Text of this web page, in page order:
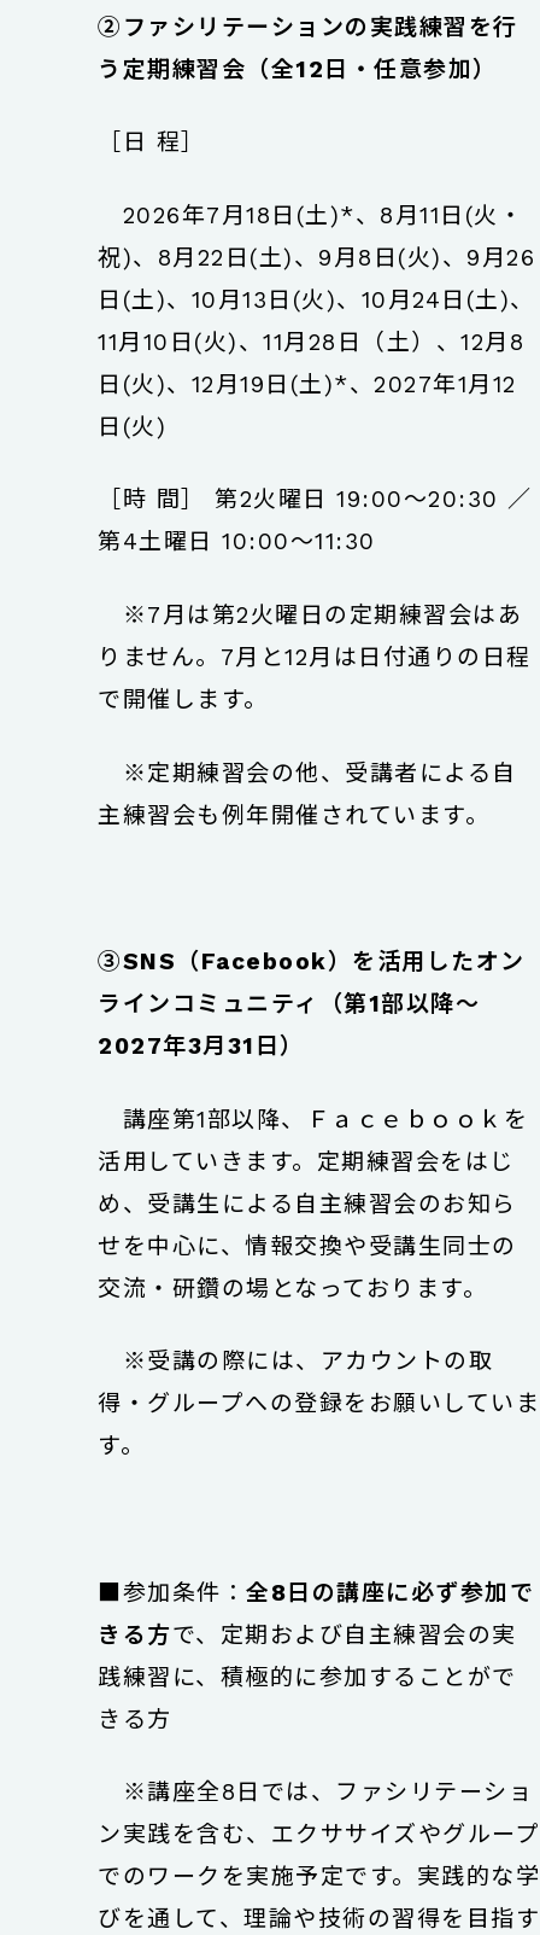
②ファシリテーションの実践練習を行
う定期練習会（全12日・任意参加）
［日 程］
2026年7月18日(土)*、8月11日(火・
祝)、8月22日(土)、9月8日(火)、9月26
日(土)、 10月13日(火)、10月24日(土)、
11月10日(火)、11月28日（土）、12月8
日(火)、12月19日(土)*、2027年1月12
日(火)
［時 間］ 第2火曜日 19:00〜20:30 ／
第4土曜日 10:00〜11:30
※7月は第2火曜日の定期練習会はあ
りません。7月と12月は日付通りの日程
で開催します。
※定期練習会の他、受講者による自
主練習会も例年開催されています。
③SNS（Facebook）を活用したオン
ラインコミュニティ（第1部以降〜
2027年3月31日）
講座第1部以降、Ｆａｃｅｂｏｏｋを
活用していきます。定期練習会をはじ
め、受講生による自主練習会のお知ら
せを中心に、情報交換や受講生同士の
交流・研鑽の場となっております。
※受講の際には、アカウントの取
得・グループへの登録をお願いしていま
す。
■参加条件：全8日の講座に必ず参加で
きる方で、定期および自主練習会の実
践練習に、積極的に参加することがで
きる方
※講座全8日では、ファシリテーショ
ン実践を含む、エクササイズやグループ
でのワークを実施予定です。実践的な学
びを通して、理論や技術の習得を目指す